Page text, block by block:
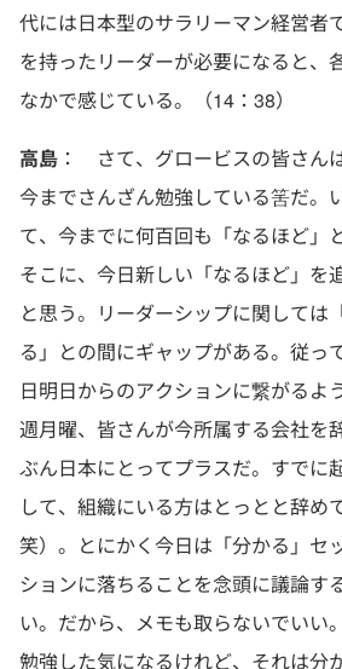
代には日本型のサラリーマン経営者
を持ったリーダーが必要になると、
なかで感じている。（14：38）
高島 ： さて、グロービスの皆さん
今までさんざん勉強している筈だ。
て、今までに何百回も「なるほど」
そこに、今日新しい「なるほど」を
と思う。リーダーシップに関しては
る」との間にギャップがある。従っ
日明日からのアクションに繋がるよ
週月曜、皆さんが今所属する会社を
ぶん日本にとってプラスだ。すでに
して、組織にいる方はとっとと辞め
笑）。とにかく今日は「分かる」セ
ションに落ちることを念頭に議論す
い。だから、メモも取らないでいい
勉強した気になるけれど、それは分